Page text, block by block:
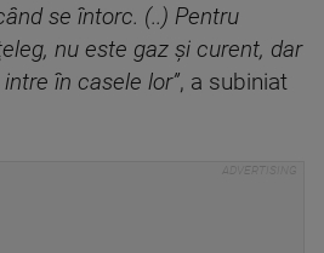
se întorc. (..) Pentru
nu este gaz şi curent, dar
în casele lor”, a subiniat